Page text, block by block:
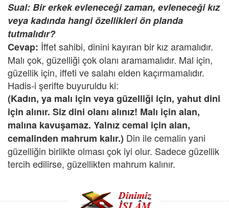
Sual: Bir erkek evleneceği zaman, evleneceği kız
veya kadında hangi özellikleri ön planda
tutmalıdır?
Cevap: İffet sahibi, dinini kayıran bir kız aramalıdır.
Malı çok, güzelliği çok olanı aramamalıdır. Mal için,
güzellik için, iffeti ve salahı elden kaçırmamalıdır.
Hadis-i şerifte buyuruldu ki:
(Kadın, ya malı için veya güzelliği için, yahut dini
için alınır. Siz dini olanı alınız! Malı için alan,
malına kavuşamaz. Yalnız cemal için alan,
cemalinden mahrum kalır.) Din ile cemalin yani
güzelliğin birlikte olması çok iyi olur. Sadece güzellik
tercih edilirse, güzellikten mahrum kalınır.